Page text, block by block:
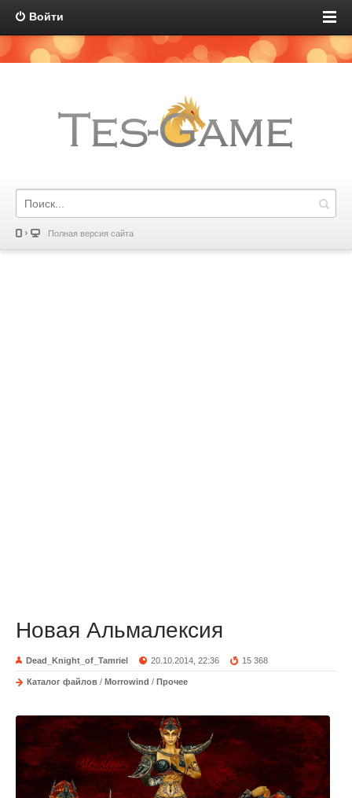
Войти
Полная версия сайта
Новая Альмалексия
Dead_Knight_of_Tamriel 20.10.2014, 22:36 15 368
Каталог файлов / Morrowind / Прочее